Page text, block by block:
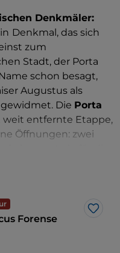
Denkmäler:
Denkmal, das sich
zum
Stadt, der Porta
schon besagt,
Augustus als
Die Porta
weit entfernte Etappe,
Öffnungen: zwei
mit Marmor bedeckt,
Herz
: Ein Besuch
ist ein Muss. Der
Stadt gelegene
und dem
Like
Forense